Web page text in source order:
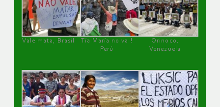
Vale mata, Brasil
Tía María no va !
Perú
Orinoco,
Venezuela